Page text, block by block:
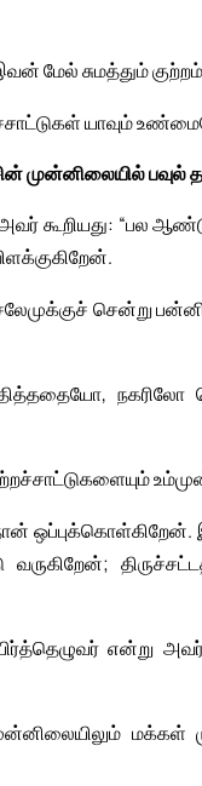
மேல் சுமத்தும்
யாவும்
முன்னிலையில் பவுல்
கூறியது: “பல
சென்று
ஒப்புக்கொள்கிறேன்.
என்று
மக்கள்